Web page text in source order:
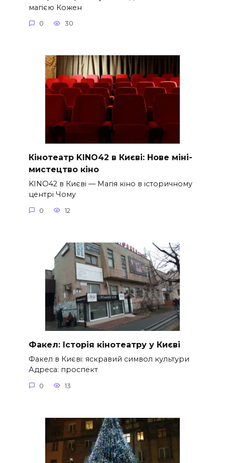
магією Кожен
0 30
Кінотеатр KINO42 в Києві: Нове міні-
мистецтво кіно
KINO42 в Києві — Магія кіно в історичному
центрі Чому
0 12
Факел: Історія кінотеатру у Києві
Факел в Києві: яскравий символ культури
Адреса: проспект
0 13